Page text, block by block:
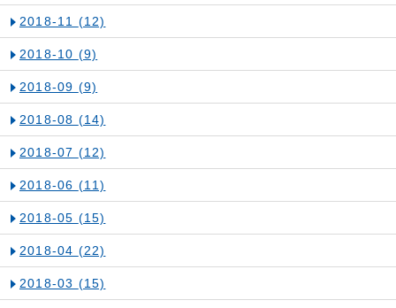
2018-11 (12)
2018-10 (9)
2018-09 (9)
2018-08 (14)
2018-07 (12)
2018-06 (11)
2018-05 (15)
2018-04 (22)
2018-03 (15)